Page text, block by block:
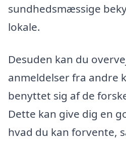
sundhedsmæssige
lokale.
Desuden kan du
anmeldelser fra andre
benyttet sig af de
Dette kan give dig en
hvad du kan forvente,